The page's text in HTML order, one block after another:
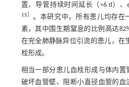
置、导管持续时间延长（>6 d）、
15
。本研究中，所有患儿均存在
素，其中围生期窒息的比例高达
在完全肺静脉异位引流的患儿，在
栓形成。
相当一部分患儿血栓形成与体内置
破坏血管壁、阻断小直径血管的血